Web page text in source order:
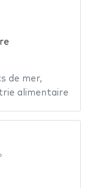
de mer,
alimentaire